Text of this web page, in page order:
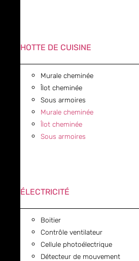
HOTTE DE CUISINE
Murale cheminée
Îlot cheminée
Sous armoires
Murale cheminée
Îlot cheminée
Sous armoires
ÉLECTRICITÉ
Boitier
Contrôle ventilateur
Cellule photoélectrique
Détecteur de mouvement